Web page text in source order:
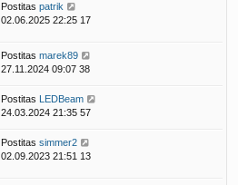
Postitas patrik
02.06.2025 22:25 17
Postitas marek89
27.11.2024 09:07 38
Postitas
LEDBeam
24.03.2024 21:35 57
Postitas simmer2
02.09.2023 21:51 13